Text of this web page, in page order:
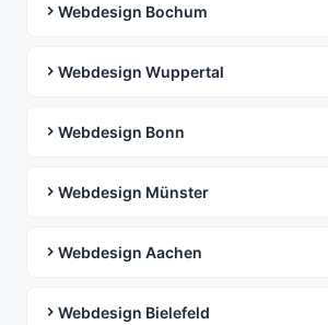
Webdesign Bochum
Webdesign Wuppertal
Webdesign Bonn
Webdesign Münster
Webdesign Aachen
Webdesign Bielefeld